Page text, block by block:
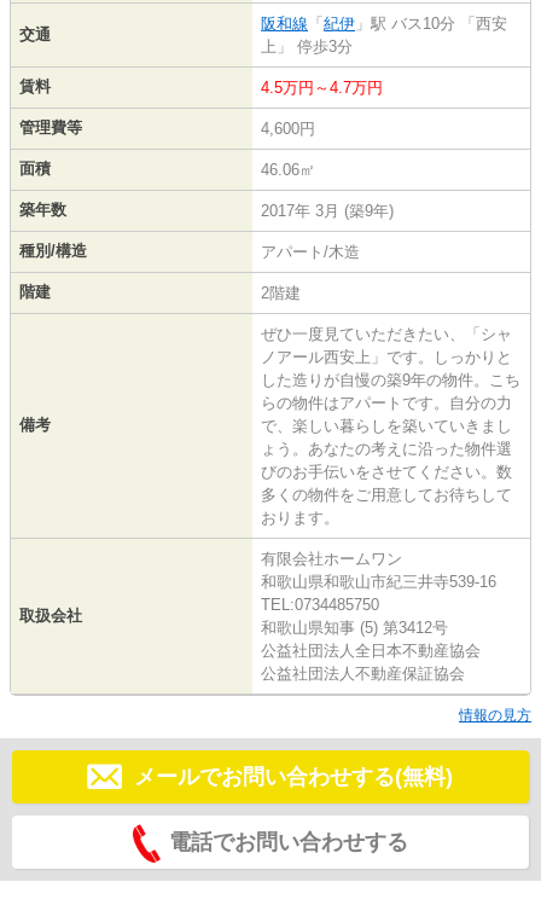
交通
阪和線 「 紀伊 」駅 バス10分 「西安
上」 停歩3分
賃料 4.5万円～4.7万円
管理費等 4,600円
面積 46.06㎡
築年数 2017年 3月 (築9年)
種別/構造 アパート/木造
階建 2階建
備考
ぜひ一度見ていただきたい、「シャ
ノアール西安上」です。しっかりと
した造りが自慢の築9年の物件。こち
らの物件はアパートです。自分の力
で、楽しい暮らしを築いていきまし
ょう。あなたの考えに沿った物件選
びのお手伝いをさせてください。数
多くの物件をご用意してお待ちして
おります。
取扱会社
有限会社ホームワン
和歌山県和歌山市紀三井寺539-16
TEL:0734485750
和歌山県知事 (5) 第3412号
公益社団法人全日本不動産協会
公益社団法人不動産保証協会
情報の見方
メールでお問い合わせする(無料)
電話でお問い合わせする